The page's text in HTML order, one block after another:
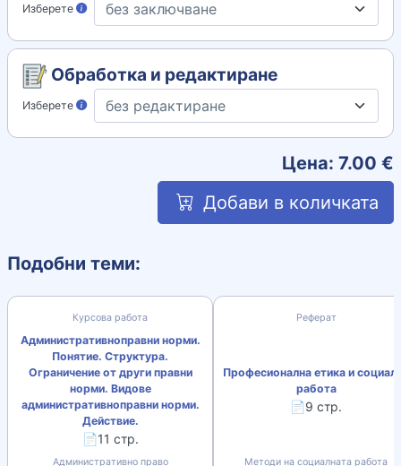
Изберете
Обработка и редактиране
Изберете
Цена: 7.00 €
Добави в количката
Подобни теми:
Курсова работа
Административноправни норми.
Понятие. Структура.
Ограничение от други правни
норми. Видове
административноправни норми.
Действие.
📄11 стр.
Административно право
Реферат
Професионална етика и
работа
📄9 стр.
Методи на социалната работа